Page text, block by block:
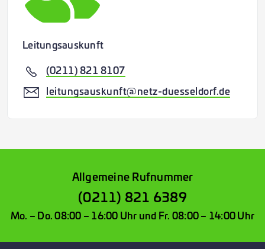
Leitungsauskunft
(0211) 821 8107
leitungsauskunft@netz-duesseldorf.de
Allgemeine Rufnummer
(0211) 821 6389
Mo. – Do. 08:00 – 16:00 Uhr und Fr. 08:00 – 14:00 Uhr